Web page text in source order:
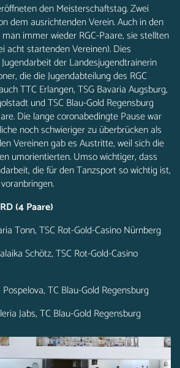
den Meisterschaftstag. Zwei
dem ausrichtenden Verein. Auch in den
immer wieder RGC-Paare, sie stellten
acht startenden Vereinen). Dies
der Landesjugendtrainerin
die die Jugendabteilung des RGC
TTC Erlangen, TSG Bavaria Augsburg,
und TSC Blau-Gold Regensburg
Die lange coronabedingte Pause war
noch schwieriger zu überbrücken als
Vereinen gab es Austritte, weil sich die
umorientierten. Umso wichtiger, dass
die für den Tanzsport so wichtig ist,
(4 Paare)
Tonn, TSC Rot-Gold-Casino Nürnberg
Schötz, TSC Rot-Gold-Casino
TC Blau-Gold Regensburg
Jabs, TC Blau-Gold Regensburg